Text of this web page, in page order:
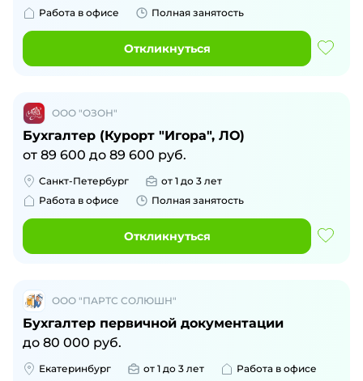
Работа в офисе
Полная занятость
Откликнуться
ООО "ОЗОН"
Бухгалтер (Курорт "Игора", ЛО)
от 89 600 до 89 600 руб.
Санкт-Петербург
от 1 до 3 лет
Работа в офисе
Полная занятость
Откликнуться
ООО "ПАРТС СОЛЮШН"
Бухгалтер первичной документации
до 80 000 руб.
Екатеринбург от 1 до 3 лет
Работа в офисе